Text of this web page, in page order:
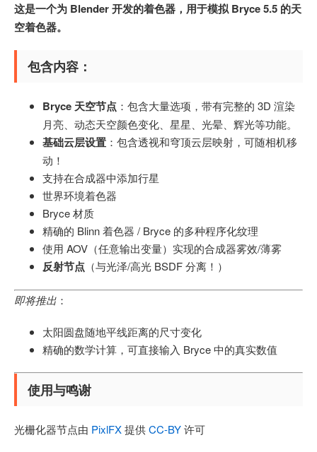
这是一个为 Blender 开发的着色器，用于模拟 Bryce 5.5 的天
空着色器。
包含内容：
Bryce 天空节点 ：包含大量选项，带有完整的 3D 渲染
月亮、动态天空颜色变化、星星、光晕、辉光等功能。
基础云层设置 ：包含透视和穹顶云层映射，可随相机移
动！
支持在合成器中添加行星
世界环境着色器
Bryce 材质
精确的 Blinn 着色器 / Bryce 的多种程序化纹理
使用 AOV（任意输出变量）实现的合成器雾效/薄雾
反射节点 （与光泽/高光 BSDF 分离！）
即将推出 ：
太阳圆盘随地平线距离的尺寸变化
精确的数学计算，可直接输入 Bryce 中的真实数值
使用与鸣谢
光栅化器节点由 PixlFX提供CC-BY许可